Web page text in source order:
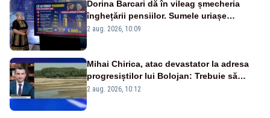
Dorina Barcari dă în vileag șmecheria
înghețării pensiilor. Sumele uriașe
pierdute de fiecare român
2 aug. 2026, 10:09
Mihai Chirica, atac devastator la adresa
progresiștilor lui Bolojan: Trebuie să
protejăm și natura, dar nu șținem omaneii
2 aug. 2026, 10:12